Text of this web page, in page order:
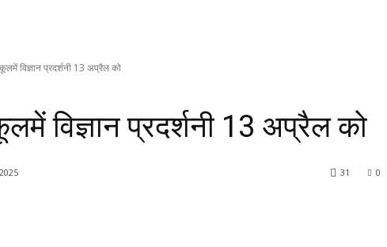
विज्ञान प्रदर्शनी 13 अप्रैल को
विज्ञान प्रदर्शनी 13 अप्रैल को
0
31